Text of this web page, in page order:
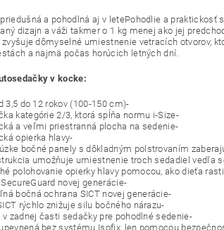
a pohodlná aj v letePohodlie a
dizajn a váži takmer o 1 kg menej ako jej
dômyselné umiestnenie vetracích otvorov,
a najmä počas horúcich letných dní.
v kocke:
3,5 do 12 rokov (100-150 cm)-
kategórie 2/3, ktorá spĺňa normu i-Size-
a veľmi priestranná plocha na sedenie-
opierka hlavy-
bočné panely s dôkladným polstrovaním
umožňuje umiestnenie troch sedadiel vedľa
polohovanie opierky hlavy pomocou, ako dieťa
SecureGuard novej generácie-
bočná ochrana SICT novej generácie-
rýchlo znižuje silu bočného nárazu-
zadnej časti sedačky pre pohodlné sedenie-
bez systému Isofix, len pomocou